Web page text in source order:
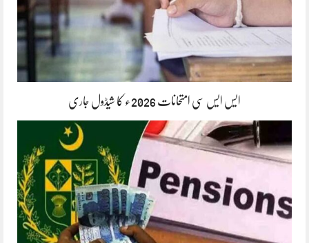
ایس ایس سی امتحانات 2026ء کا شیڈول جاری